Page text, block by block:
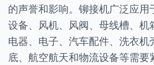
的声誉和影响。铆接机广泛应用
设备、风机、风阀、母线槽、机
电器、电子、汽车配件、洗衣机
底、航空航天和物流设备等需要